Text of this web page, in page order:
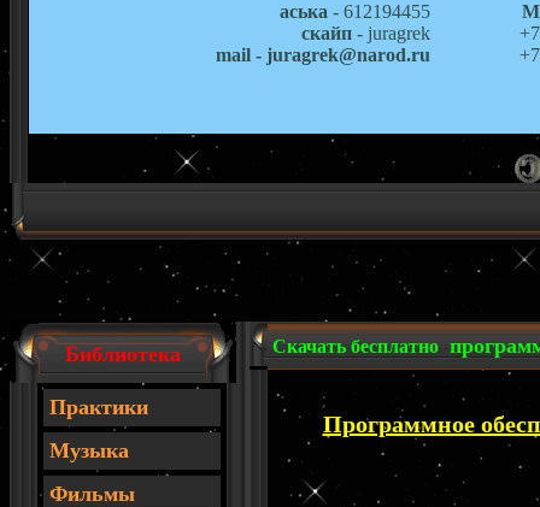
аська - 612194455
скайп - juragrek
mail - juragrek@narod.ru
Библиотека
Практики
Музыка
Фильмы
Скачать бесплатно
Программное